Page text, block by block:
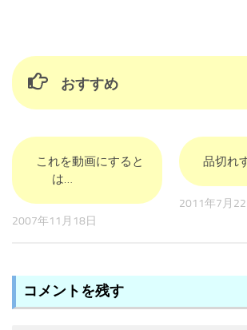
おすすめ
これを動画にすると
は…
2007年11月18日
品切れ
2011年7月22
コメントを残す